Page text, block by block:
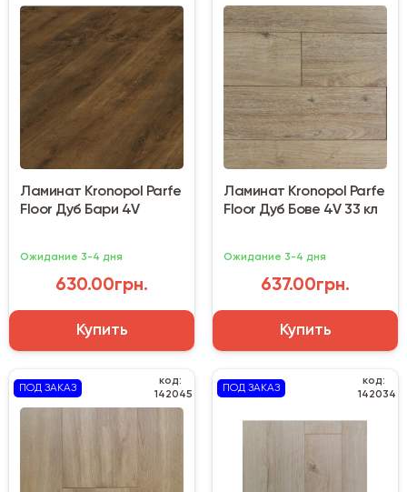
Ламинат Kronopol Parfe
Floor Дуб Бари 4V
Ожидание 3-4 дня
630.00грн.
Купить
Ламинат Kronopol Parfe
Floor Дуб Бове 4V 33 кл
Ожидание 3-4 дня
637.00грн.
Купить
ПОД ЗАКАЗ
код:
142045
ПОД ЗАКАЗ
код:
142034